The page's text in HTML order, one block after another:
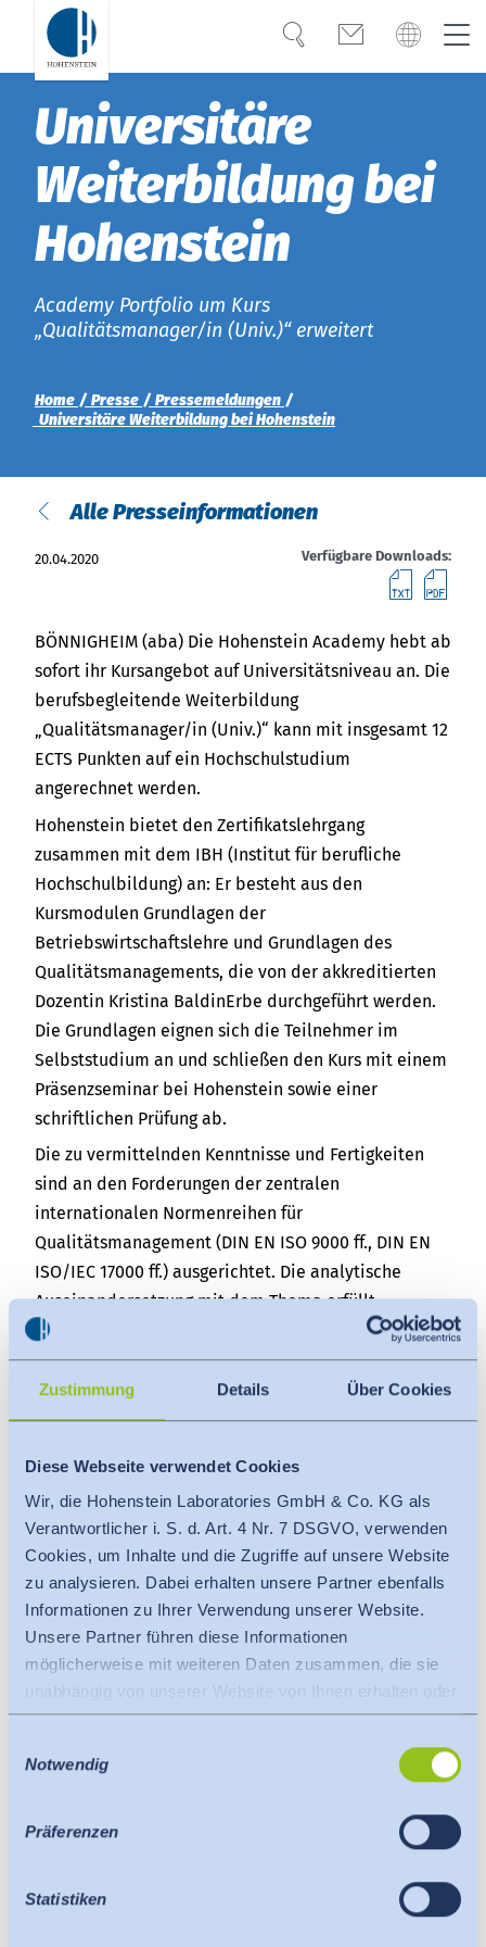
Zustimmung Details Über Cookies
Diese Webseite verwendet Cookies
Wir, die Hohenstein Laboratories GmbH & Co. KG als
Verantwortlicher i. S. d. Art. 4 Nr. 7 DSGVO, verwenden
Cookies, um Inhalte und die Zugriffe auf unsere Website
zu analysieren. Dabei erhalten unsere Partner ebenfalls
Informationen zu Ihrer Verwendung unserer Website.
Unsere Partner führen diese Informationen
möglicherweise mit weiteren Daten zusammen, die sie
unabhängig von unserer Website von Ihnen erhalten oder
gesammelt haben.
Es findet eine Datenübermittlung an ein Drittland oder
eine internationale Organisation statt. Berücksichtigt
Kommission. Dieser besagt, dass es sich um ein
Schutzniveau bietet.
Notwendig
Präferenzen
Statistiken
Global
Deutsch
Türkiye
Americas
Bangladesh
India
Việt Nam
SucheKontakt
Global
Deutsch
Kompetenz
Vertrauen
Wissen
OEKO-TEX®
Karriere
Downloads
Presse
Kontakt
Newsletter
Home Presse
Pressemeldungen
Universitäre Weiterbildung bei Hohenstein
Universitäre
Weiterbildung bei
Hohenstein
Academy Portfolio um Kurs
„Qualitätsmanager/in (Univ.)“ erweitert
Alle Presseinformationen
20.04.2020 Verfügbare Downloads:
BÖNNIGHEIM (aba) Die Hohenstein Academy hebt ab
sofort ihr Kursangebot auf Universitätsniveau an. Die
berufsbegleitende Weiterbildung
„Qualitätsmanager/in (Univ.)“ kann mit insgesamt 12
ECTS Punkten auf ein Hochschulstudium
angerechnet werden.
Hohenstein bietet den Zertifikatslehrgang
zusammen mit dem IBH (Institut für berufliche
Hochschulbildung) an: Er besteht aus den
Kursmodulen Grundlagen der
Betriebswirtschaftslehre und Grundlagen des
Qualitätsmanagements, die von der akkreditierten
Dozentin Kristina BaldinErbe durchgeführt werden.
Die Grundlagen eignen sich die Teilnehmer im
Selbststudium an und schließen den Kurs mit einem
Präsenzseminar bei Hohenstein sowie einer
schriftlichen Prüfung ab.
Die zu vermittelnden Kenntnisse und Fertigkeiten
sind an den Forderungen der zentralen
internationalen Normenreihen für
Qualitätsmanagement (DIN EN ISO 9000 ff., DIN EN
ISO/IEC 17000 ff.) ausgerichtet. Die analytische
Auseinandersetzung mit dem Thema erfüllt
außerdem die Anforderungen des Leitfadens zur
Zertifizierung von QM-Fachpersonal mit Blick auf die
Qualifikationsstufen eines QM-Beauftragten (QB)
sowie eines Qualitätsmanagers (QM).
Weitere Details können Sie der Kursbeschreibung
entnehmen:
Modul 1 | Grundlagen der Betriebswirtschaftslehre
Modul 2 | Grundlagen des Qualitätsmanagements
Pressebilder